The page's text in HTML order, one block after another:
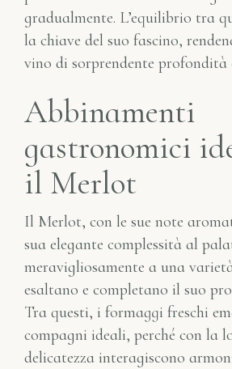
gradualmente. L’equilibrio tra
la chiave del suo fascino,
vino di sorprendente profondità
Abbinamenti
gastronomici
il Merlot
Il Merlot, con le sue note
sua elegante complessità al
meravigliosamente a una
esaltano e completano il suo
Tra questi, i formaggi freschi
compagni ideali, perché con la
delicatezza interagiscono